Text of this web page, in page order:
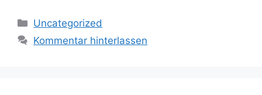
Kategorien
Uncategorized
Kommentar hinterlassen